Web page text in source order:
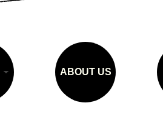
ABOUT US